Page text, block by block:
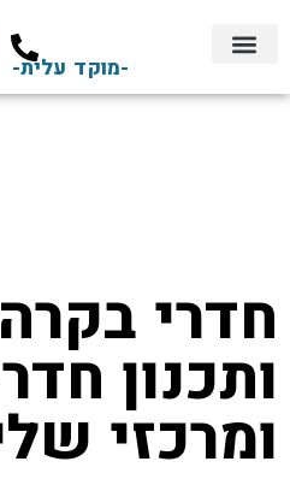
-מוקד עלית-
חדרי
ותכנון
ומרכזי